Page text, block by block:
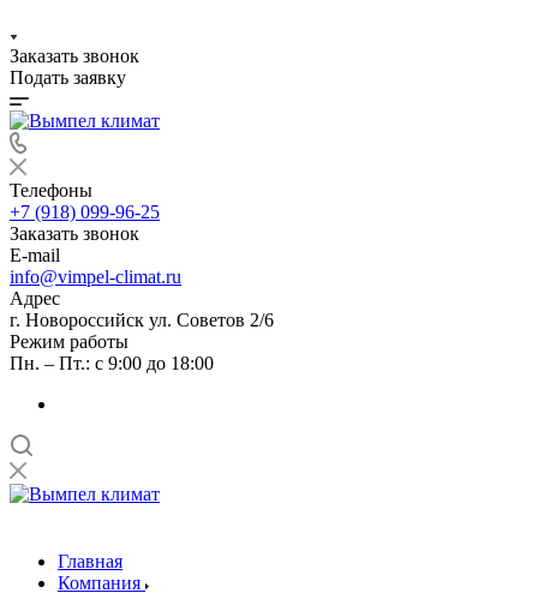
Заказать звонок
Подать заявку
Телефоны
+7 (918) 099-96-25
Заказать звонок
E-mail
info@vimpel-climat.ru
Адрес
г. Новороссийск ул. Советов 2/6
Режим работы
Пн. – Пт.: с 9:00 до 18:00
Главная
Компания